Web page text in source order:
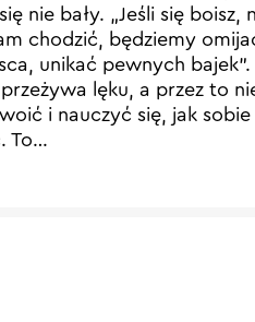
nie bały. „Jeśli się boisz,
chodzić, będziemy
unikać pewnych bajek”.
lęku, a przez to
i nauczyć się, jak sobie
To…